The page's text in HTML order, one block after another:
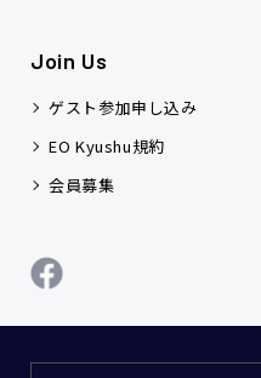
Join Us
ゲスト参加申し込み
EO Kyushu規約
会員募集